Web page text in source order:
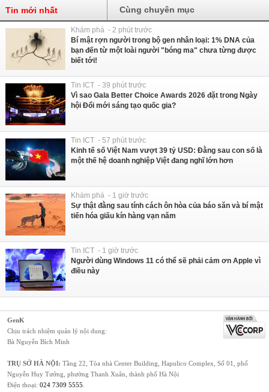
Tin mới nhất Cùng chuyên mục
Khám phá - 2 phút trước
Bí mật rợn người trong bộ gen nhân loại: 1% DNA của
bạn đến từ một loài người "bóng ma" chưa từng được
biết tới!
Tin ICT - 39 phút trước
Vì sao Gala Better Choice Awards 2026 đặt trong Ngày
hội Đổi mới sáng tạo quốc gia?
Tin ICT - 57 phút trước
Kinh tế số Việt Nam vượt 39 tỷ USD: Đằng sau con số là
một thế hệ doanh nghiệp Việt đang nghĩ lớn hơn
Khám phá - 1 giờ trước
Sự thật đằng sau tính cách ôn hòa của báo săn và bí mật
tiến hóa giấu kín hàng vạn năm
Tin ICT - 1 giờ trước
Người dùng Windows 11 có thể sẽ phải cảm ơn Apple vì
điều này
GenK
Chịu trách nhiệm quản lý nội dung:
Bà Nguyễn Bích Minh
TRỤ SỞ HÀ NỘI: Tầng 22, Tòa nhà Center Building, Hapulico Complex, Số 01, phố
Nguyễn Huy Tưởng, phường Thanh Xuân, thành phố Hà Nội
Điện thoại: 024 7309 5555